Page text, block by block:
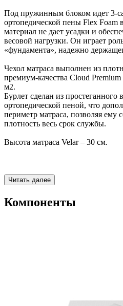
Под пружинным блоком идет 3-
ортопедической пены Flex Foam
материал не дает усадки и
весовой нагрузки. Он играет
«фундамента», надежно
Чехол матраса выполнен из
премиум-качества Cloud
м2.
Бурлет сделан из простеганного
ортопедической пеной, что
периметр матраса, позволяя ему
плотность весь срок службы.
Высота матраса Velar – 30 см.
Читать далее
Компоненты